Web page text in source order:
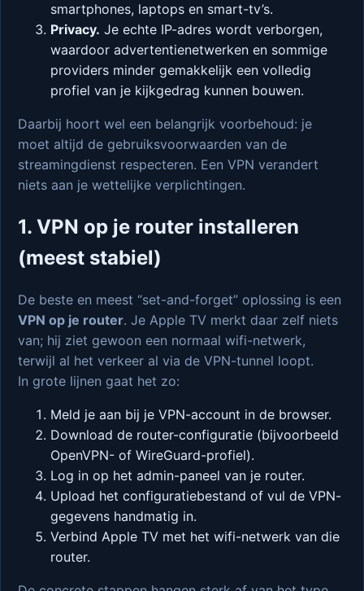
smartphones, laptops en smart-tv’s.
Privacy. Je echte IP-adres wordt verborgen,
waardoor advertentienetwerken en sommige
providers minder gemakkelijk een volledig
profiel van je kijkgedrag kunnen bouwen.
Daarbij hoort wel een belangrijk voorbehoud: je
moet altijd de gebruiksvoorwaarden van de
streamingdienst respecteren. Een VPN verandert
niets aan je wettelijke verplichtingen.
1. VPN op je router installeren
(meest stabiel)
De beste en meest “set-and-forget” oplossing is een
VPN op je router. Je Apple TV merkt daar zelf niets
van; hij ziet gewoon een normaal wifi-netwerk,
terwijl al het verkeer al via de VPN-tunnel loopt.
In grote lijnen gaat het zo:
Meld je aan bij je VPN-account in de browser.
Download de router-configuratie (bijvoorbeeld
OpenVPN- of WireGuard-profiel).
Log in op het admin-paneel van je router.
Upload het configuratiebestand of vul de VPN-
gegevens handmatig in.
Verbind Apple TV met het wifi-netwerk van die
router.